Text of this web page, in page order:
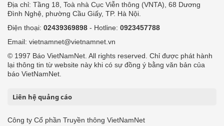
Địa chỉ: Tầng 18, Toà nhà Cục Viễn thông (VNTA), 68 Dương
Đình Nghệ, phường Cầu Giấy, TP. Hà Nội.
Điện thoại: 02439369898 - Hotline: 0923457788
Email: vietnamnet@vietnamnet.vn
© 1997 Báo VietNamNet. All rights reserved. Chỉ được phát hành
lại thông tin từ website này khi có sự đồng ý bằng văn bản của
báo VietNamNet.
Liên hệ quảng cáo
Công ty Cổ phần Truyền thông VietNamNet